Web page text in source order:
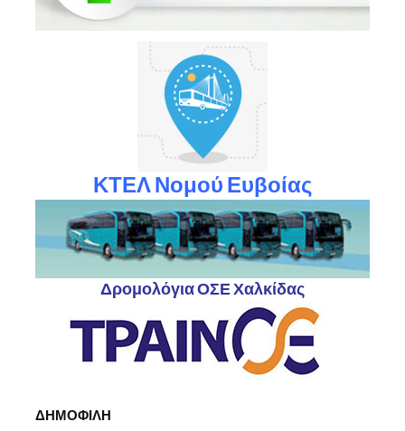
ΚΤΕΛ Νομού Ευβοίας
Δρομολόγια ΟΣΕ Χαλκίδας
ΔΗΜΟΦΙΛΗ